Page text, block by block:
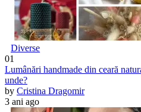
Diverse
01
Lumânări handmade din ceară
unde?
by Cristina Dragomir
3 ani ago